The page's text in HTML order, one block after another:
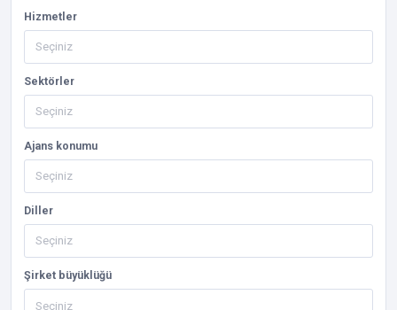
Hizmetler
Sektörler
Ajans konumu
Diller
Şirket büyüklüğü